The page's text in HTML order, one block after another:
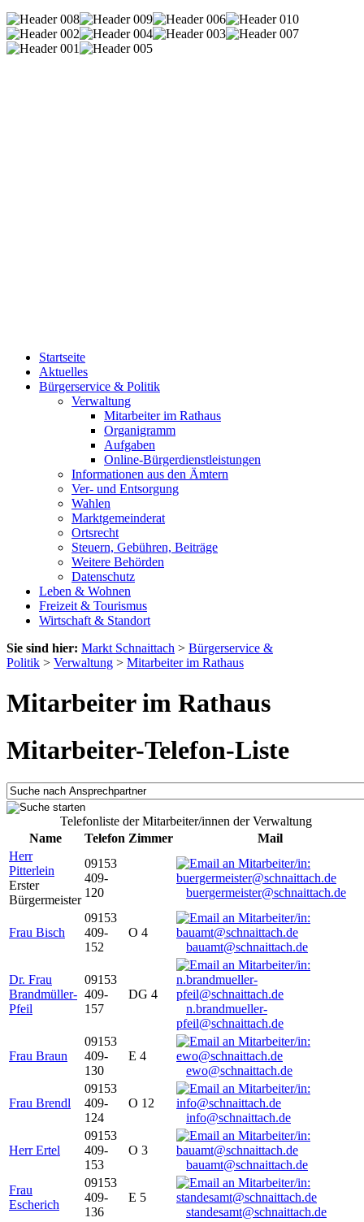
Startseite
Aktuelles
Bürgerservice & Politik
Verwaltung
Mitarbeiter im Rathaus
Organigramm
Aufgaben
Online-Bürgerdienstleistungen
Informationen aus den Ämtern
Ver- und Entsorgung
Wahlen
Marktgemeinderat
Ortsrecht
Steuern, Gebühren, Beiträge
Weitere Behörden
Datenschutz
Leben & Wohnen
Freizeit & Tourismus
Wirtschaft & Standort
Sie sind hier: Markt Schnaittach > Bürgerservice &
Politik > Verwaltung > Mitarbeiter im Rathaus
Mitarbeiter im Rathaus
Mitarbeiter-Telefon-Liste
Telefonliste der Mitarbeiter/innen der Verwaltung
Name
Telefon Zimmer
Mail
Herr
Pitterlein
Erster
Bürgermeister
09153
409-
120
buergermeister@schnaittach.de
Frau Bisch
09153
409-
152
O 4
bauamt@schnaittach.de
Dr. Frau
Brandmüller-
Pfeil
09153
409-
157
DG 4
n.brandmueller-
pfeil@schnaittach.de
Frau Braun
09153
409-
130
E 4
ewo@schnaittach.de
Frau Brendl
09153
409-
124
O 12
info@schnaittach.de
Herr Ertel
09153
409-
153
O 3
bauamt@schnaittach.de
Frau
Escherich
09153
409-
136
E 5
standesamt@schnaittach.de